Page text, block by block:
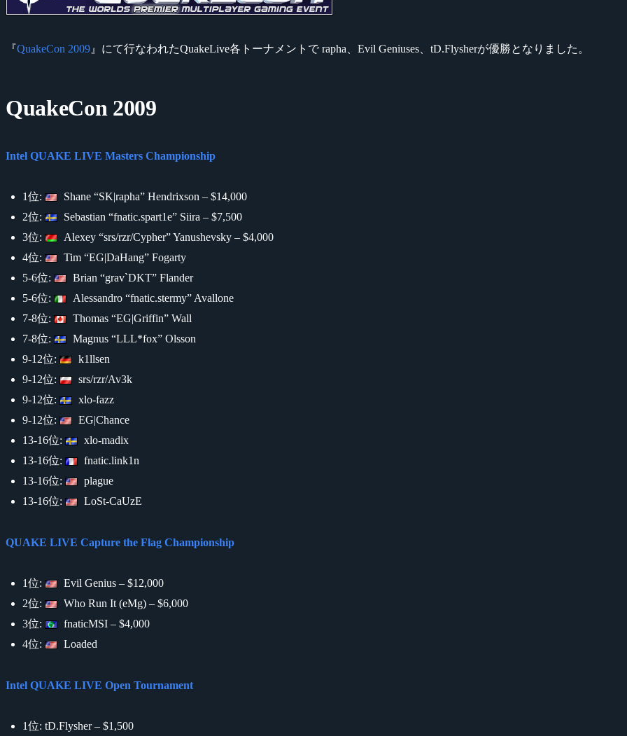
『QuakeCon 2009 』にて行なわれたQuakeLive各トーナメントで rapha、Evil Geniuses、tD.Flysherが優勝となりました。
QuakeCon 2009
Intel QUAKE LIVE Masters Championship
1位:
Shane “SK|rapha” Hendrixson – $14,000
2位:
Sebastian “fnatic.spart1e” Siira – $7,500
3位:
Alexey “srs/rzr/Cypher” Yanushevsky – $4,000
4位:
Tim “EG|DaHang” Fogarty
5-6位:
Brian “grav`DKT” Flander
5-6位:
Alessandro “fnatic.stermy” Avallone
7-8位:
Thomas “EG|Griffin” Wall
7-8位:
Magnus “LLL*fox” Olsson
9-12位:
k1llsen
9-12位:
srs/rzr/Av3k
9-12位:
xlo-fazz
9-12位:
EG|Chance
13-16位:
xlo-madix
13-16位:
fnatic.link1n
13-16位:
plague
13-16位:
LoSt-CaUzE
QUAKE LIVE Capture the Flag Championship
1位:
Evil Genius – $12,000
2位:
Who Run It (eMg) – $6,000
3位:
fnaticMSI – $4,000
4位:
Loaded
Intel QUAKE LIVE Open Tournament
1位: tD.Flysher – $1,500